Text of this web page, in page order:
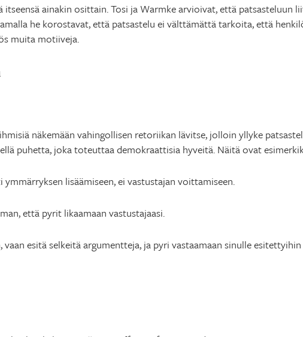
ainakin osittain. Tosi ja Warmke arvioivat, että patsasteluun
he korostavat, että patsastelu ei välttämättä tarkoita, että
muita motiiveja.
näkemään vahingollisen retoriikan lävitse, jolloin yllyke
puhetta, joka toteuttaa demokraattisia hyveitä. Näitä ovat
ymmärryksen lisäämiseen, ei vastustajan voittamiseen.
että pyrit likaamaan vastustajaasi.
vaan esitä selkeitä argumentteja, ja pyri vastaamaan sinulle